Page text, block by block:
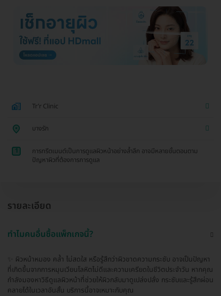
Tr’r Clinic
บางรัก
1
การทรีตเมนต์เป็นการดูแลผิวหน้าอย่างล้ำลึก อาจมีหลายขั้นตอนตาม
ปัญหาผิวที่ต้องการการดูแล
รายละเอียด
ทำไมคนอื่นซื้อแพ็กเกจนี้?
✨ ผิวหน้าหมอง คล้ำ ไม่สดใส หรือรู้สึกว่าผิวขาดความกระชับ อาจเป็นปัญหา
ที่เกิดขึ้นจากการหมุนเวียนโลหิตไม่ดีและความเครียดในชีวิตประจำวัน หากคุณ
กำลังมองหาวิธีดูแลผิวหน้าที่ช่วยให้ผิวกลับมาดูเปล่งปลั่ง กระชับและรู้สึกผ่อน
คลายได้ในเวลาอันสั้น บริการนี้อาจเหมาะกับคุณ